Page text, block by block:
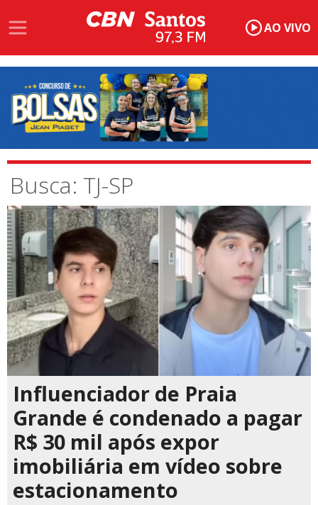
AO VIVO
Busca: TJ-SP
Influenciador de Praia
Grande é condenado a pagar
R$ 30 mil após expor
imobiliária em vídeo sobre
estacionamento